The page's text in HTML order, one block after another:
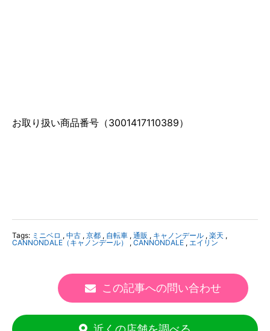
お取り扱い商品番号（3001417110389）
Tags: ミニベロ , 中古 , 京都 , 自転車 , 通販 , キャノンデール , 楽天 ,
CANNONDALE（キャノンデール）
, CANNONDALE , エイリン
この記事への問い合わせ